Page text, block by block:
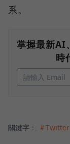
系。
掌握最新AI
時
關鍵字： ＃Twitter